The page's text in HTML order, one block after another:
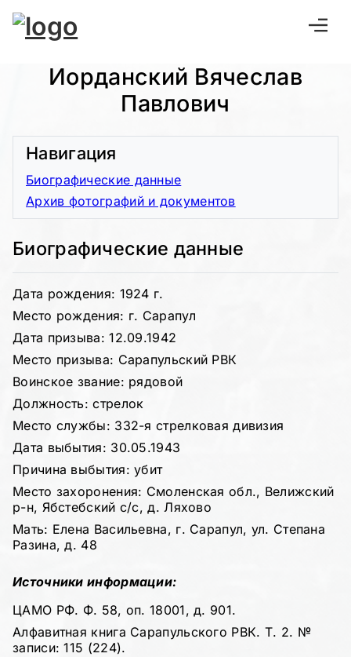
Иорданский Вячеслав
Павлович
Биографические данные
Дата рождения: 1924 г.
Место рождения: г. Сарапул
Дата призыва: 12.09.1942
Место призыва: Сарапульский РВК
Воинское звание: рядовой
Должность: стрелок
Место службы: 332-я стрелковая дивизия
Дата выбытия: 30.05.1943
Причина выбытия: убит
Место захоронения: Смоленская обл., Велижский
р-н, Ябстебский с/с, д. Ляхово
Мать: Елена Васильевна, г. Сарапул, ул. Степана
Разина, д. 48
Источники информации:
ЦАМО РФ. Ф. 58, оп. 18001, д. 901.
Алфавитная книга Сарапульского РВК. Т. 2. №
записи: 115 (224).
Навигация
Биографические данные
Архив фотографий и документов